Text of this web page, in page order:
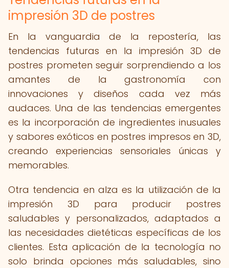
impresión 3D de postres
En la vanguardia de la repostería, las
tendencias futuras en la impresión 3D de
postres prometen seguir sorprendiendo a los
amantes de la gastronomía con
innovaciones y diseños cada vez más
audaces. Una de las tendencias emergentes
es la incorporación de ingredientes inusuales
y sabores exóticos en postres impresos en 3D,
creando experiencias sensoriales únicas y
memorables.
Otra tendencia en alza es la utilización de la
impresión 3D para producir postres
saludables y personalizados, adaptados a
las necesidades dietéticas específicas de los
clientes. Esta aplicación de la tecnología no
solo brinda opciones más saludables, sino